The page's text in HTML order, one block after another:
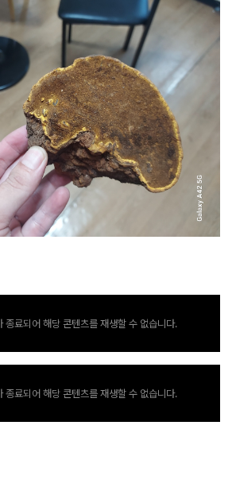
종료되어 해당 콘텐츠를 재생할 수 없습니다.
종료되어 해당 콘텐츠를 재생할 수 없습니다.